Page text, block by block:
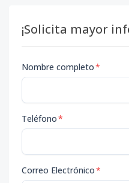
¡Solicita mayor
Nombre completo*
Teléfono*
Correo Electrónico*